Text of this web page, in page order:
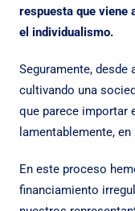
respuesta que viene
el individualismo.
Seguramente, desde
cultivando una
que parece importar
lamentablemente,
En este proceso
financiamiento